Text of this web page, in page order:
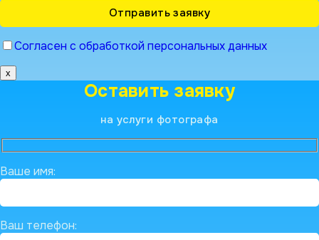
Согласен с обработкой персональных данных
x
Оставить заявку
на услуги фотографа
Ваше имя:
Ваш телефон: